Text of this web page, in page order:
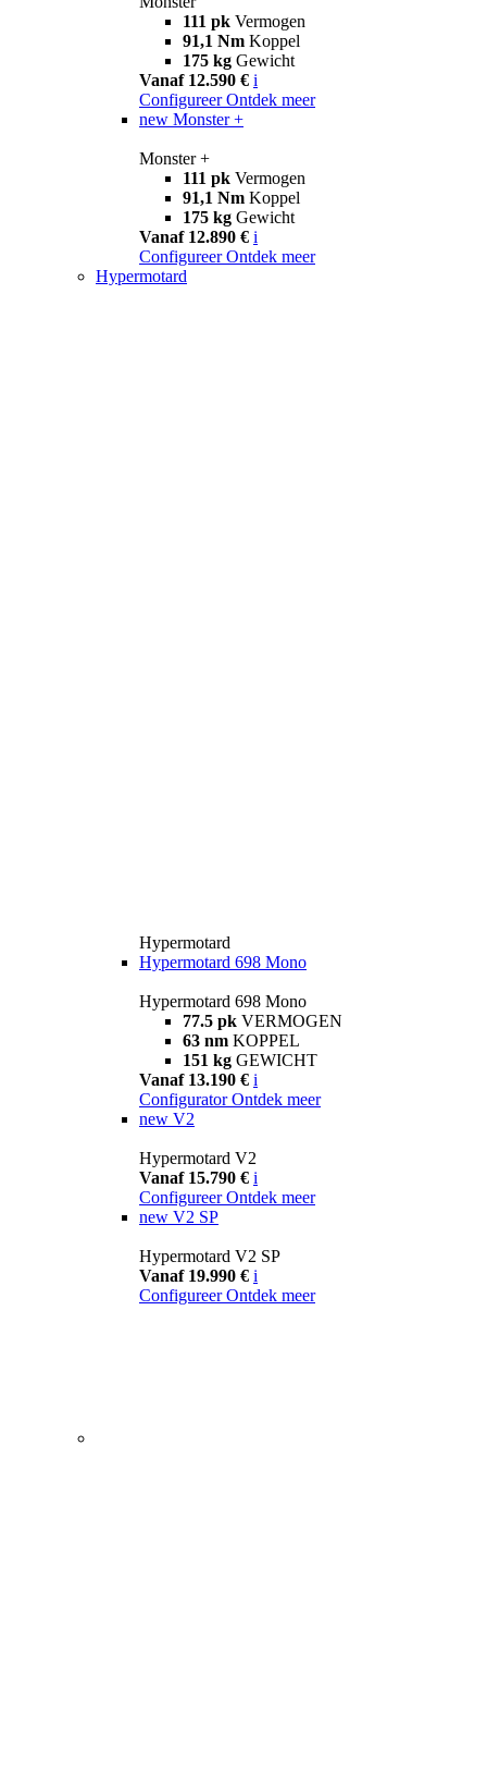
111 pk Vermogen
91,1 Nm Koppel
175 kg Gewicht
Vanaf 12.590 € i
Configureer Ontdek meer
new Monster +
Monster +
111 pk Vermogen
91,1 Nm Koppel
175 kg Gewicht
Vanaf 12.890 € i
Configureer Ontdek meer
Hypermotard
Hypermotard
Hypermotard 698 Mono
Hypermotard 698 Mono
77.5 pk VERMOGEN
63 nm KOPPEL
151 kg GEWICHT
Vanaf 13.190 € i
Configurator Ontdek meer
new V2
Hypermotard V2
Vanaf 15.790 € i
Configureer Ontdek meer
new V2 SP
Hypermotard V2 SP
Vanaf 19.990 € i
Configureer Ontdek meer